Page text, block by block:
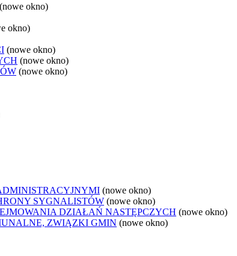
(nowe okno)
okno)
(nowe okno)
(nowe okno)
(nowe okno)
(nowe okno)
SYGNALISTÓW (nowe okno)
DZIAŁAŃ NASTĘPCZYCH (nowe okno)
ZWIĄZKI GMIN (nowe okno)